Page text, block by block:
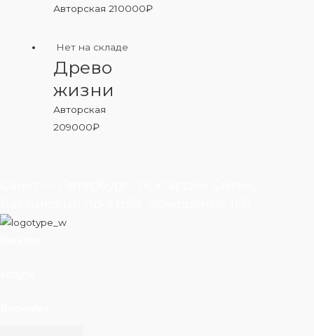
Авторская210000₽
Нет на складе
Древо
жизни
Авторская
209000₽